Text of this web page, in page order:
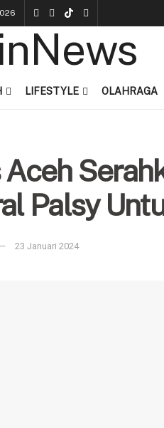
LIFESTYLE OLAHRAGA
Aceh
Palsy
23 Januari 2024